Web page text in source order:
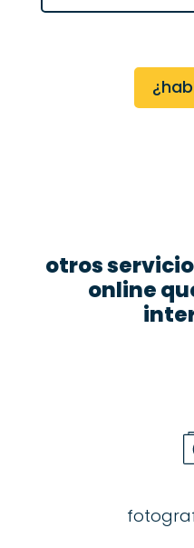
otros
online